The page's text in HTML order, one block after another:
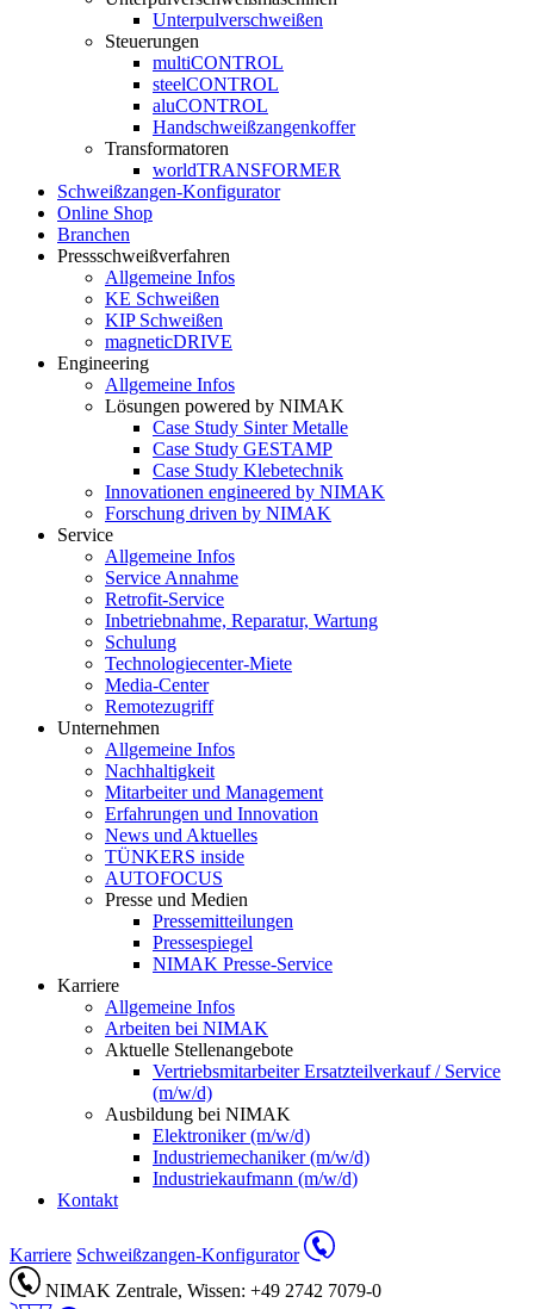
Unterpulverschweißen
Steuerungen
multiCONTROL
steelCONTROL
aluCONTROL
Handschweißzangenkoffer
Transformatoren
worldTRANSFORMER
Schweißzangen-Konfigurator
Online Shop
Branchen
Pressschweißverfahren
Allgemeine Infos
KE Schweißen
KIP Schweißen
magneticDRIVE
Engineering
Allgemeine Infos
Lösungen powered by NIMAK
Case Study Sinter Metalle
Case Study GESTAMP
Case Study Klebetechnik
Innovationen engineered by NIMAK
Forschung driven by NIMAK
Service
Allgemeine Infos
Service Annahme
Retrofit-Service
Inbetriebnahme, Reparatur, Wartung
Schulung
Technologiecenter-Miete
Media-Center
Remotezugriff
Unternehmen
Allgemeine Infos
Nachhaltigkeit
Mitarbeiter und Management
Erfahrungen und Innovation
News und Aktuelles
TÜNKERS inside
AUTOFOCUS
Presse und Medien
Pressemitteilungen
Pressespiegel
NIMAK Presse-Service
Karriere
Allgemeine Infos
Arbeiten bei NIMAK
Aktuelle Stellenangebote
Vertriebsmitarbeiter Ersatzteilverkauf / Service
(m/w/d)
Ausbildung bei NIMAK
Elektroniker (m/w/d)
Industriemechaniker (m/w/d)
Industriekaufmann (m/w/d)
Kontakt
Karriere Schweißzangen-Konfigurator
NIMAK Zentrale, Wissen: +49 2742 7079-0